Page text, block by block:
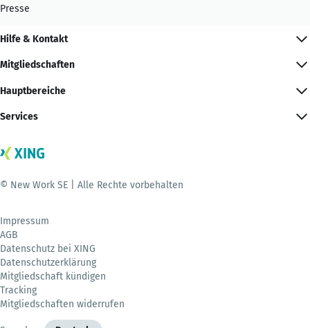
Presse
Hilfe & Kontakt
Mitgliedschaften
Hauptbereiche
Services
© New Work SE | Alle Rechte vorbehalten
Impressum
AGB
Datenschutz bei XING
Datenschutzerklärung
Mitgliedschaft kündigen
Tracking
Mitgliedschaften widerrufen